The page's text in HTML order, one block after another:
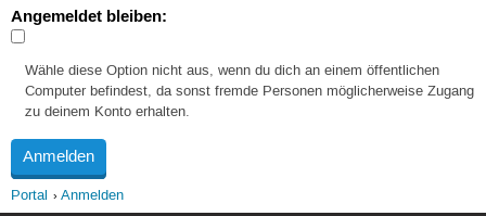
Angemeldet bleiben:
Wähle diese Option nicht aus, wenn du dich an einem öffentlichen
Computer befindest, da sonst fremde Personen möglicherweise Zugang
zu deinem Konto erhalten.
Portal Anmelden